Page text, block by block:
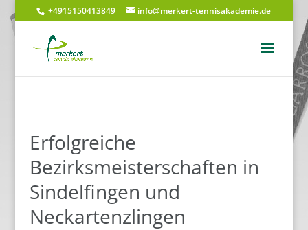
+4915150413849 info@merkert-tennisakademie.de
Erfolgreiche
Bezirksmeisterschaften in
Sindelfingen und
Neckartenzlingen